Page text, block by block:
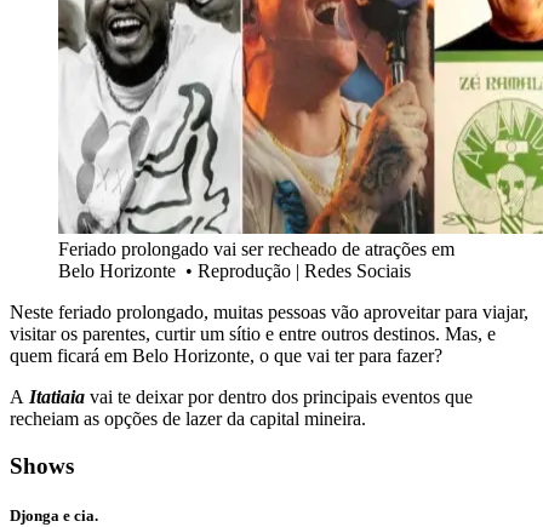
Feriado prolongado vai ser recheado de atrações em
Belo Horizonte • Reprodução | Redes Sociais
Neste feriado prolongado, muitas pessoas vão aproveitar para viajar,
visitar os parentes, curtir um sítio e entre outros destinos. Mas, e
quem ficará em Belo Horizonte, o que vai ter para fazer?
A Itatiaia vai te deixar por dentro dos principais eventos que
recheiam as opções de lazer da capital mineira.
Shows
Djonga e cia.